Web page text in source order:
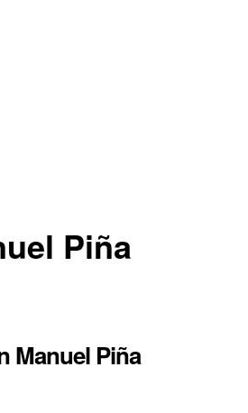
Piña
Manuel Piña